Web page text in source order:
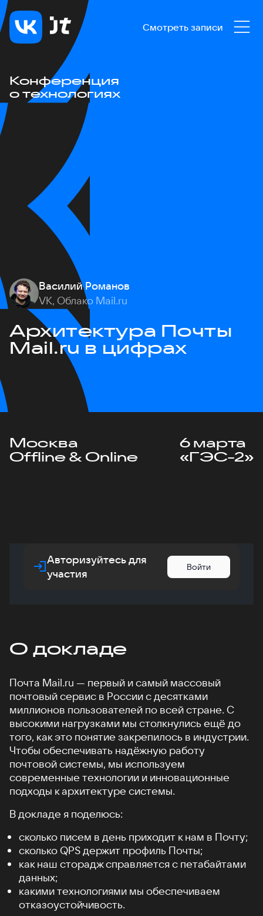
Смотреть записи
Конференция
о технологиях
Василий Романов
VK, Облако Mail.ru
Архитектура Почты
Mail.ru в цифрах
Москва
Offline & Online
6 марта
«ГЭС-2»
Авторизуйтесь для
участия
Войти
О докладе
Почта Mail.ru — первый и самый массовый
почтовый сервис в России с десятками
миллионов пользователей по всей стране. С
высокими нагрузками мы столкнулись ещё до
того, как это понятие закрепилось в индустрии.
Чтобы обеспечивать надёжную работу
почтовой системы, мы используем
современные технологии и инновационные
подходы к архитектуре системы.
В докладе я поделюсь:
сколько писем в день приходит к нам в Почту;
сколько QPS держит профиль Почты;
как наш сторадж справляется с петабайтами
данных;
какими технологиями мы обеспечиваем
отказоустойчивость.